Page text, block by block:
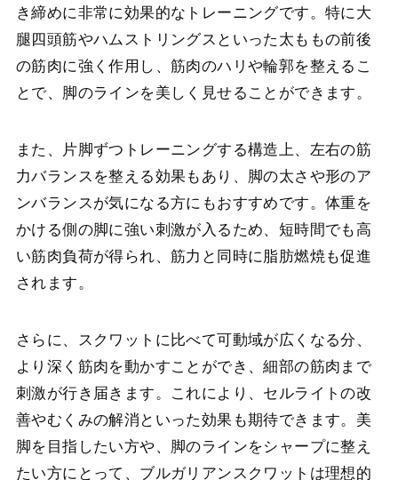
き締めに非常に効果的なトレーニングです。特に大
腿四頭筋やハムストリングスといった太ももの前後
の筋肉に強く作用し、筋肉のハリや輪郭を整えるこ
とで、脚のラインを美しく見せることができます。
また、片脚ずつトレーニングする構造上、左右の筋
力バランスを整える効果もあり、脚の太さや形のア
ンバランスが気になる方にもおすすめです。体重を
かける側の脚に強い刺激が入るため、短時間でも高
い筋肉負荷が得られ、筋力と同時に脂肪燃焼も促進
されます。
さらに、スクワットに比べて可動域が広くなる分、
より深く筋肉を動かすことができ、細部の筋肉まで
刺激が行き届きます。これにより、セルライトの改
善やむくみの解消といった効果も期待できます。美
脚を目指したい方や、脚のラインをシャープに整え
たい方にとって、ブルガリアンスクワットは理想的